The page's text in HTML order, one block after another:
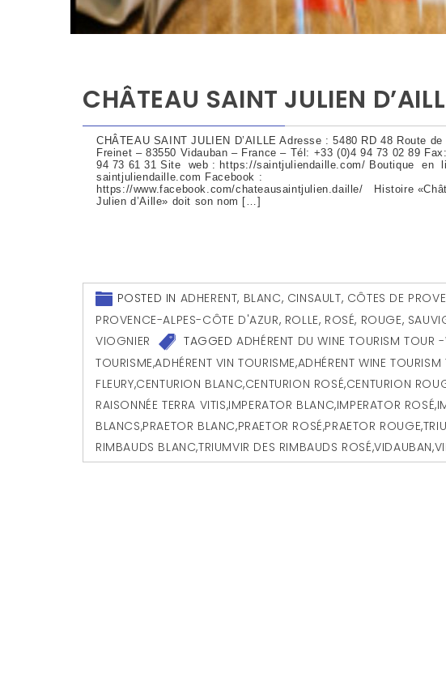
CHÂTEAU SAINT JULIEN
CHÂTEAU SAINT JULIEN D’AILLE Adresse : 5480 RD 48 Route de
Freinet – 83550 Vidauban – France – Tél: +33 (0)4 94 73 02 89
94 73 61 31 Site web : https://saintjuliendaille.com/ Boutique en
saintjuliendaille.com Facebook :
https://www.facebook.com/chateausaintjulien.daille/ Histoire
Julien d’Aille» doit son nom […]
POSTED IN ADHERENT, BLANC, CINSAULT, CÔTES DE
PROVENCE-ALPES-CÔTE D'AZUR, ROLLE, ROSÉ, ROUGE,
VIOGNIER
TAGGEDADHÉRENT DU WINE TOURISM TOUR
TOURISME,ADHÉRENT VIN TOURISME,ADHÉRENT WINE
FLEURY,CENTURION BLANC,CENTURION ROSÉ,CENTURION
RAISONNÉE TERRA VITIS,IMPERATOR BLANC,IMPERATOR ROSÉ,
BLANCS,PRAETOR BLANC,PRAETOR ROSÉ,PRAETOR ROUGE,
RIMBAUDS BLANC,TRIUMVIR DES RIMBAUDS ROSÉ,VIDAUBAN,